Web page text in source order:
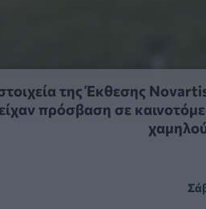
της Έκθεσης
πρόσβαση σε